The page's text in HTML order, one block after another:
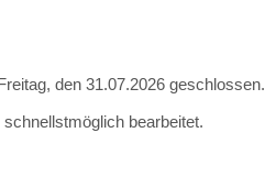
den 31.07.2026 geschlossen.
bearbeitet.